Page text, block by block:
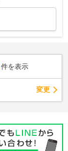
件を表示
変更